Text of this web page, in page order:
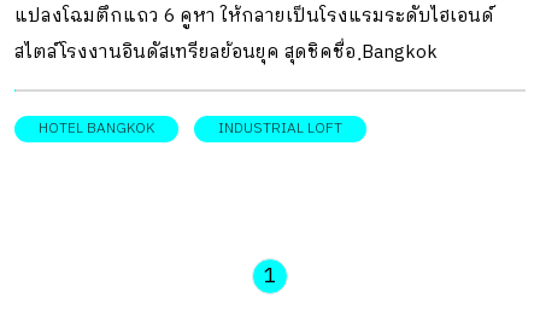
แปลงโฉมตึกแถว 6 คูหา ให้กลายเป็นโรงแรมระดับไฮเอนด์
สไตล์โรงงานอินดัสเทรียลย้อนยุค สุดชิคชื่อ ฺBangkok
Publishing Residence
HOTEL BANGKOK INDUSTRIAL LOFT
1